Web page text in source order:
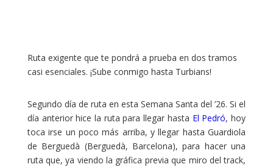
Ruta exigente que te pondrá a prueba en dos tramos
casi esenciales. ¡Sube conmigo hasta Turbians!
Segundo día de ruta en esta Semana Santa del ’26. Si el
día anterior hice la ruta para llegar hasta El Pedró, hoy
toca irse un poco más arriba, y llegar hasta Guardiola
de Berguedà (Berguedà, Barcelona), para hacer una
ruta que, ya viendo la gráfica previa que miro del track,